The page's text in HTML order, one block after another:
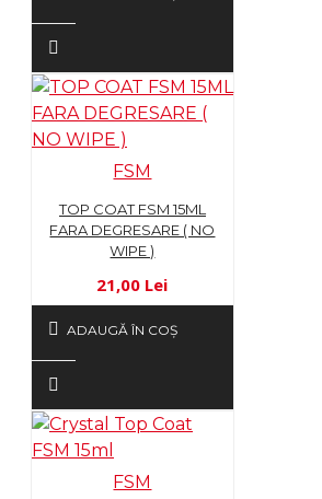
FSM
TOP COAT FSM 15ML
FARA DEGRESARE ( NO
WIPE )
21,00 Lei
ADAUGĂ ÎN COŞ
FSM